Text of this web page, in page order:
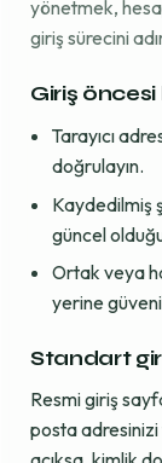
yönetmek,
giriş sürecini
Giriş
Tarayıcı
doğrulayın.
Kaydedilmiş
güncel
Ortak veya
yerine
Standart
Resmi giriş
posta adresinizi